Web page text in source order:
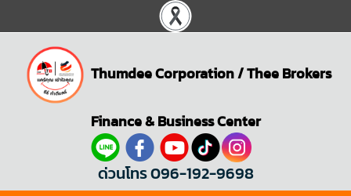
Thumdee Corporation/Thee Brokers
Finance & Business Center
ด่วนโทร 096-192-9698